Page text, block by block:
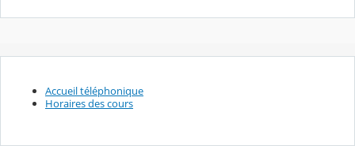
Accueil téléphonique
Horaires des cours